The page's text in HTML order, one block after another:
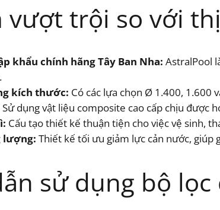
vượt trội so với
khẩu chính hãng Tây Ban Nha: AstralPool
kích thước: Có các lựa chọn Ø 1.400, 1.600
Sử dụng vật liệu composite cao cấp chịu được
Cấu tạo thiết kế thuận tiện cho việc vệ sinh,
lượng: Thiết kế tối ưu giảm lực cản nước,
sử dụng bộ